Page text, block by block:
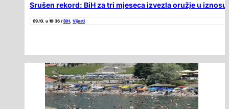
Srušen rekord: BiH za tri mjeseca izvezla oružje u iznosu
09.10. u 16:36 / BiH, Vijesti